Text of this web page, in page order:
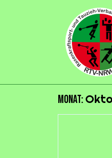
Monat: